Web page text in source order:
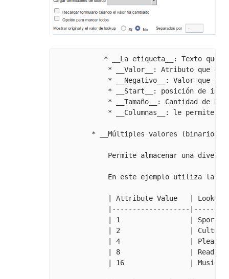
* __La etiqueta__: Texto que
* __Valor__: Atributo que
* __Negativo__: Valor que se
* __Start__: posición de
* __Tamaño__: Cantidad de
* __Columnas__: le permite
* __Múltiples valores
Permite almacenar una
En este ejemplo utiliza la
| Attribute Value   | Lookup
|-------------------
| 1                 | Sports
| 2                 |
| 4                 |
| 8                 |
| 16                | Music